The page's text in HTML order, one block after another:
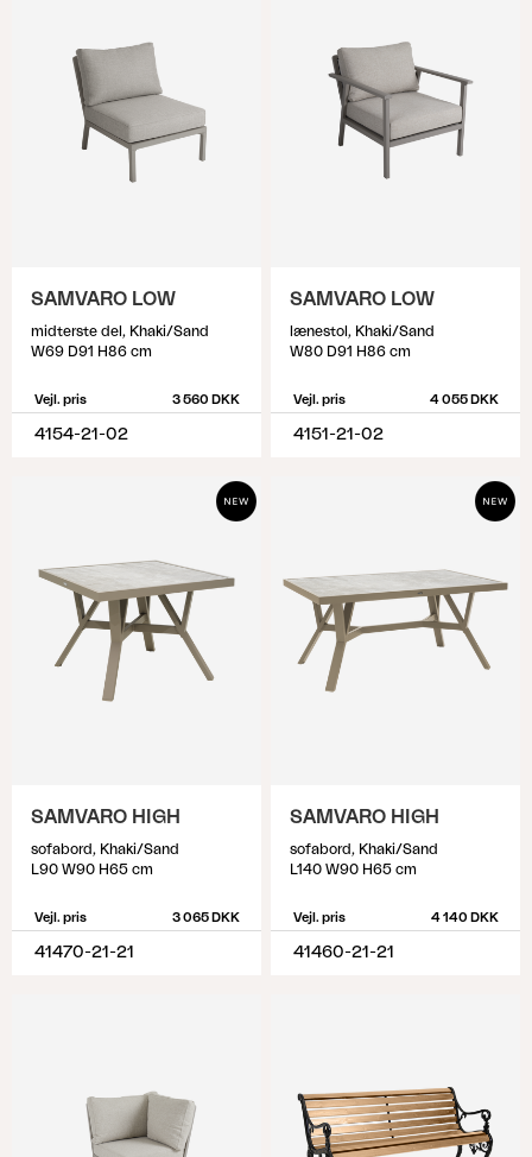
SAMVARO LOW
midterste del, Khaki/Sand
W69 D91 H86 cm
Vejl. pris 3 560 DKK
4154-21-02
SAMVARO LOW
lænestol, Khaki/Sand
W80 D91 H86 cm
Vejl. pris 4 055 DKK
4151-21-02
SAMVARO HIGH
sofabord, Khaki/Sand
L90 W90 H65 cm
Vejl. pris 3 065 DKK
41470-21-21
SAMVARO HIGH
sofabord, Khaki/Sand
L140 W90 H65 cm
Vejl. pris 4 140 DKK
41460-21-21